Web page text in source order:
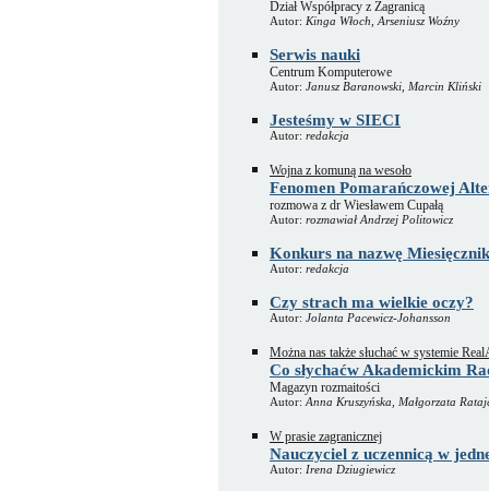
Dział Współpracy z Zagranicą
Autor: Kinga Włoch, Arseniusz Woźny
Serwis nauki
Centrum Komputerowe
Autor: Janusz Baranowski, Marcin Kliński
Jesteśmy w SIECI
Autor: redakcja
Wojna z komuną na wesoło
Fenomen Pomarańczowej
rozmowa z dr Wiesławem Cupałą
Autor: rozmawiał Andrzej Politowicz
Konkurs na nazwę
Autor: redakcja
Czy strach ma wielkie oczy?
Autor: Jolanta Pacewicz-Johansson
Można nas także słuchać w systemie
Co słychaćw Akademickim
Magazyn rozmaitości
Autor: Anna Kruszyńska, Małgorzata
W prasie zagranicznej
Nauczyciel z uczennicą w
Autor: Irena Dziugiewicz